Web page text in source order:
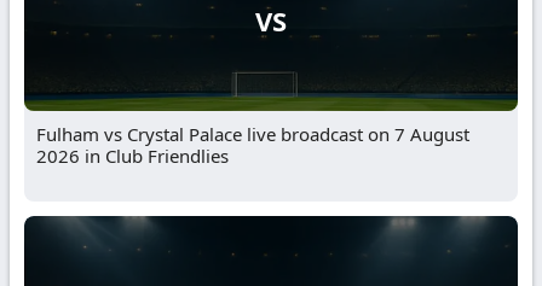
VS
Fulham vs Crystal Palace live broadcast on 7 August
2026 in Club Friendlies